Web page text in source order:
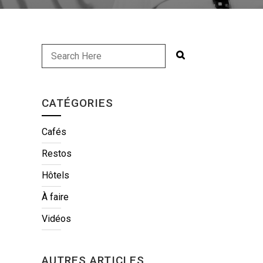
CATÉGORIES
Cafés
Restos
Hôtels
À faire
Vidéos